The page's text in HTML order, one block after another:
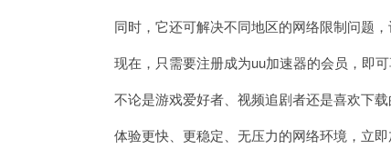
同时，它还可解决不同地区的网络限制问题，
现在，只需要注册成为uu加速器的会员，即可
不论是游戏爱好者、视频追剧者还是喜欢下载
体验更快、更稳定、无压力的网络环境，立即